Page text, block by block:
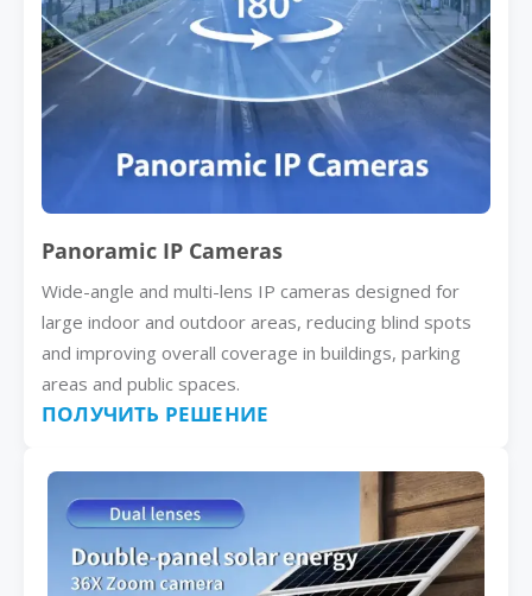
Panoramic IP Cameras
Wide-angle and multi-lens IP cameras designed for
large indoor and outdoor areas, reducing blind spots
and improving overall coverage in buildings, parking
areas and public spaces.
ПОЛУЧИТЬ РЕШЕНИЕ